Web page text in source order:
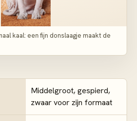
kaal: een fijn donslaagje maakt de
Middelgroot, gespierd,
zwaar voor zijn formaat